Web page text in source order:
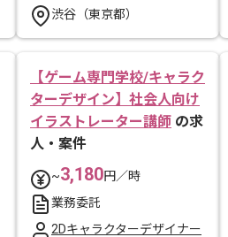
渋谷（東京都）
【ゲーム専門学校/キャラク
ターデザイン】社会人向け
イラストレーター講師 の求
人・案件
~3,180円／時
業務委託
2Dキャラクターデザイナー